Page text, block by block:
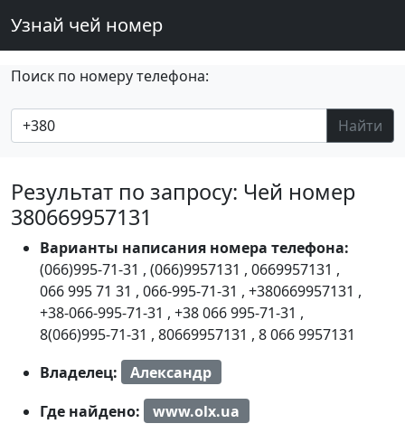
Узнай чей номер
Поиск по номеру телефона:
Найти
Результат по запросу: Чей номер
380669957131
Варианты написания номера телефона:
(066)995-71-31 , (066)9957131 , 0669957131 ,
066 995 71 31 , 066-995-71-31 , +380669957131 ,
+38-066-995-71-31 , +38 066 995-71-31 ,
8(066)995-71-31 , 80669957131 , 8 066 9957131
Владелец:
Александр
Где найдено:
www.olx.ua